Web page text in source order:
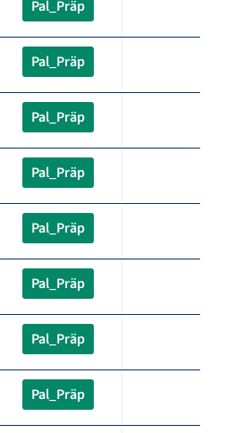
Pal_Präp
Pal_Präp
Pal_Präp
Pal_Präp
Pal_Präp
Pal_Präp
Pal_Präp
Pal_Präp